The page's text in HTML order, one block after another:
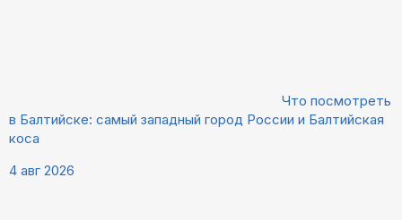
Что посмотреть
в Балтийске: самый западный город России и Балтийская
коса
4 авг 2026